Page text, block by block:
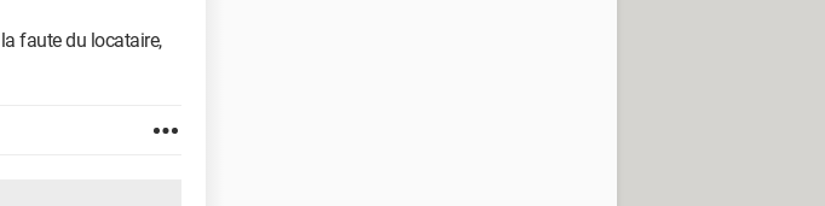
faute du locataire,